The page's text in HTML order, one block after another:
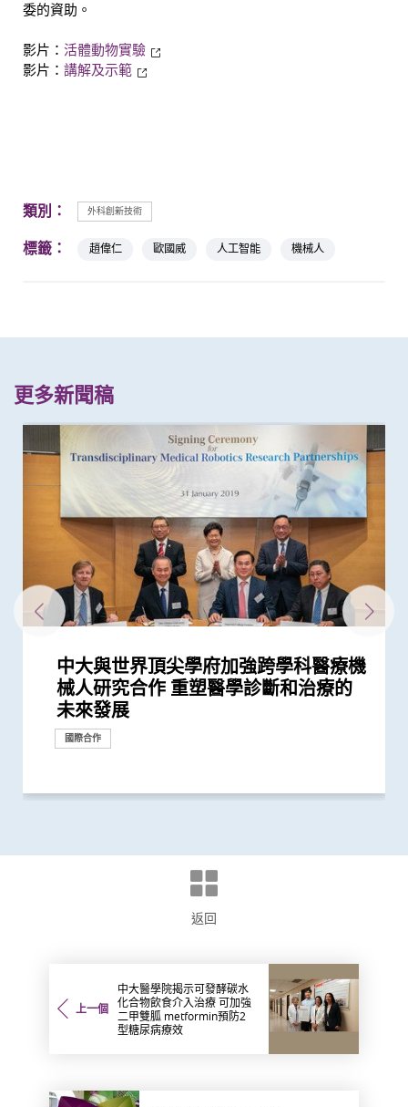
委的資助。
影片： 活體動物實驗
影片： 講解及示範
類別： 外科創新技術
標籤： 趙偉仁 歐國威 人工智能 機械人
更多新聞稿
中大與世界頂尖學府加強跨學科醫療機
械人研究合作 重塑醫學診斷和治療的
未來發展
國際合作
中大成功利用自家研發的腹腔鏡機械人
完成橫跨歐亞三地20,000公里遙距手術
彰顯香港突破地域界限 匯聚國際知名...
外科創新技術
創科賦能 智慧醫療 -– 手術機器人產業
新趨勢研討會暨康諾思騰與香港中文大
學醫學院簽署合作備忘錄簽署儀式
里程碑
中大醫學院成全球首個測試AI輔助上消
化道內鏡系統基地 有望提升早期胃癌
檢測準確度及協助培訓內鏡醫生
國際合作
信興教育及慈善基金機械人外科教授趙
偉仁教授就職演講： 「鼎新革故 夢想
成真：從醫學、藝術，到機械、科研」
獎項及榮譽
中大成功完成全球首宗利用內鏡手術機
械人進行內鏡黏膜下剝離術治大腸癌
外科創新技術
中大完成全球首個多專科單孔微創機械
人手術臨床研究 證新技術有效深入以
往難達位置進行精準治療
外科創新技術
港韓瑞三地學者聯手研頂尖醫學科技
創新納米技術治療消化道及心血管疾病
國際合作
香港中文大學與蘇黎世聯邦理工學院結
盟 共同研發創新醫學科技治腸胃病
國際合作
中大在內鏡技術取得重大突破 成功完
成全港首宗無創內鏡機械人手術
外科創新技術
中大醫科2026/27學年推新課程模式CU
Medicine Plus 三層架構課程 裝備新
一代醫者多元能力 迎接醫療新世代
醫學教育
中大醫學院與美國國家醫學院慶祝締結
備忘錄夥伴關係並 舉辦中大—美國國
家醫學院傑出講座暨國際衞生政策研...
國際合作
中大校長盧煜明教授與醫學院院長趙偉
仁教授獲選為歐洲科學院外籍院士
獎項及榮譽
中大利用港產内鏡手術機械人 完成全
球首個機械人輔助「經尿道膀胱腫瘤整
塊切除術」治膀胱癌
外科創新技術
中大與北大亞洲首項臨床研究發現 數
碼化失眠介入程式可降低青年失眠患者
抑鬱症發病率逾四成
研究
中大醫學院與正大天晴簽署合作框架協
議 緊密結合及發揮內地與香港醫藥創
新科研、人才培訓、轉化和產業優勢
國際合作
中大醫學院獲李嘉誠基金會捐贈亞洲首
台Histotripsy 2.0系統 共30名患者獲
資助接受組織碎化技術治肝癌
捐款
中大與東南亞及英國學府共同研究 為
大型語言模型在公共衞生研究中的角色
帶來嶄新見解
研究
中大與瑞士蘇黎世聯邦理工學院聯手
全球首次在活體動物成功進行橫跨歐亞
的遠程遙距磁控內窺鏡手術
外科創新技術
中大醫學院完成全球首個針對心房顫動
華人患者的腦出血治療成效研究
研究
中大「全自動視網膜圖像分析」證有效
評估自閉症及抑鬱症風險 獲第49屆日
內瓦國際發明展三項大獎
獎項及榮譽
中大醫學院研發的手機程式有效評估抑
鬱症
研究
中大分析文字報告發現新冠症狀會隨病
毒變異及疫苗接種情況改變 並證實人
工智能大型語言模型有助傳染病研究
研究
中大與港大共同開發互動式多階段機械
人定位器 以術中磁力共振引導 用於立
體定位神經外科手術
研究
中大醫學院證實以AI輔助大腸內窺鏡檢
查 腺瘤檢測率增加四成 並成功訓練AI
輔助早期消化道癌症治療
外科創新技術
中大宣佈委任趙偉仁教授為醫學院院長
里程碑
中大在大中華地區首次引入嶄新組合式
機械人手術系統 在根治性前列腺切除
手術效果滿意
外科創新技術
中大全球首證由人工智能技術研發出的
磁力共振腦掃描指數 能有效臨床偵測
三類早期認知障礙疾病
研究
中大研究團隊開發新一代人工智能系統
自動分析新冠肺炎CT影像
研究
中大成功研發可在體內快速傳輸的「生
物合成軟體微型機械人」 突破現有儀
器限制 深入狹窄腔道治療消化道疾病
研究
中大率先將「文物觀賞」融入醫學教育
效法耶魯醫學院模式 提升觀察及表達
能力 裨益臨床診症
教育
中文大學與倫敦帝國學院共同推動創新
醫療科技
國際合作
中大醫學院成功植入「脈衝產生器」醫
治胃酸倒流
外科創新技術
中大成立周毓浩創新醫學技術中心 促
進醫學及工程跨學科合作 轉化尖端科
技至臨床應用
捐款
亞洲首例 中大率先引入「胃起搏器」
助胃癱病人恢復消化功能
外科創新技術
中大率先引入無創經口內鏡賁門切開術
治療食道功能失調症
外科創新技術
返回
上一個
中大醫學院揭示可發酵碳水
化合物飲食介入治療 可加強
二甲雙胍 metformin預防2
型糖尿病療效